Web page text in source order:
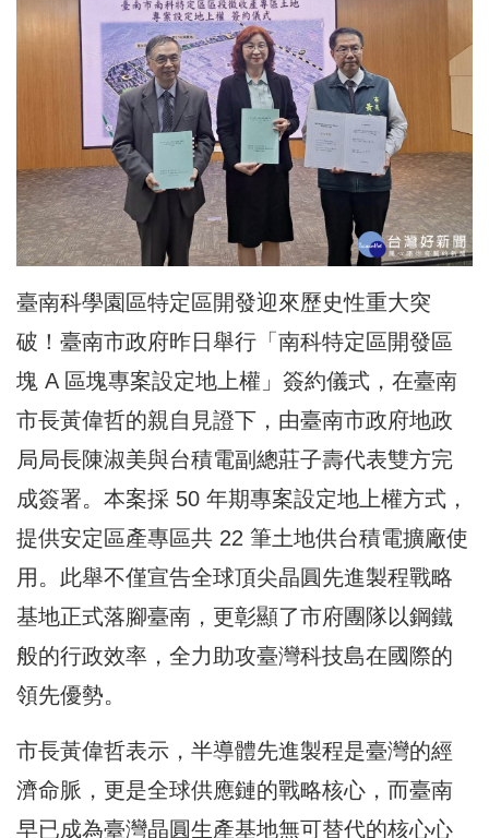
臺南科學園區特定區開發迎來歷史性重大突
破！臺南市政府昨日舉行「南科特定區開發區
塊 A 區塊專案設定地上權」簽約儀式，在臺南
市長黃偉哲的親自見證下，由臺南市政府地政
局局長陳淑美與台積電副總莊子壽代表雙方完
成簽署。本案採 50 年期專案設定地上權方式，
提供安定區產專區共 22 筆土地供台積電擴廠使
用。此舉不僅宣告全球頂尖晶圓先進製程戰略
基地正式落腳臺南，更彰顯了市府團隊以鋼鐵
般的行政效率，全力助攻臺灣科技島在國際的
領先優勢。
市長黃偉哲表示，半導體先進製程是臺灣的經
濟命脈，更是全球供應鏈的戰略核心，而臺南
早已成為臺灣晶圓生產基地無可替代的核心心